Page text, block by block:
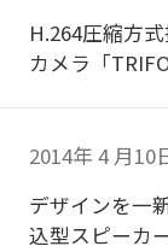
H.264圧縮方
カメラ「
2014年 4月10
デザインを一
込型スピーカ